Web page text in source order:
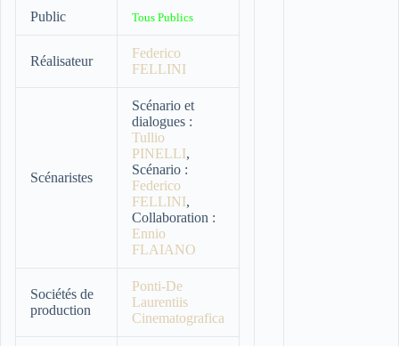
Public Tous Publics
Réalisateur
Federico
FELLINI
Scénaristes
Scénario et
dialogues :
Tullio
PINELLI,
Scénario :
Federico
FELLINI,
Collaboration :
Ennio
FLAIANO
Sociétés de
production
Ponti-De
Laurentiis
Cinematografica